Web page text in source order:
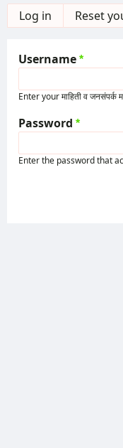
Primary
tabs
Log in (active tab)
Reset
Username
Enter your माहिती व
Password
Enter the password that